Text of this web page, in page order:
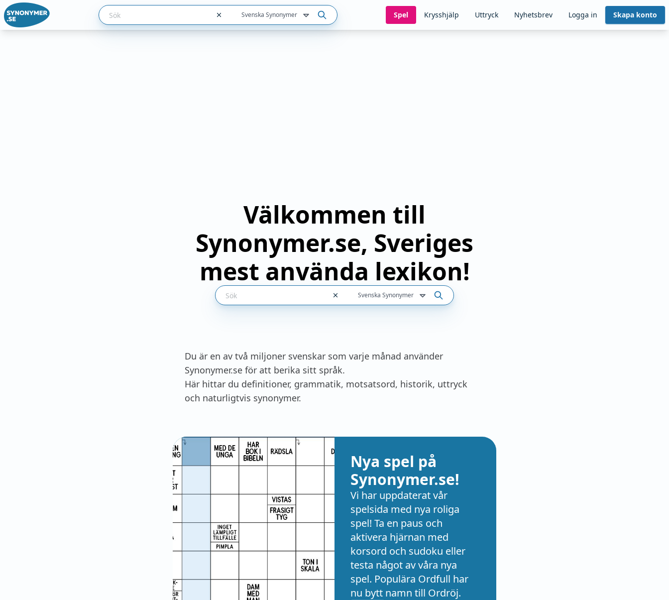
Svenska Synonymer Spel Krysshjälp Uttryck Nyhetsbrev Logga in Skapa konto
Välkommen till
Synonymer.se, Sveriges
mest använda lexikon!
Svenska Synonymer
Du är en av två miljoner svenskar som varje månad använder
Synonymer.se för att berika sitt språk.
Här hittar du definitioner, grammatik, motsatsord, historik, uttryck
och naturligtvis synonymer.
Nya spel på
Synonymer.se!
Vi har uppdaterat vår
spelsida med nya roliga
spel! Ta en paus och
aktivera hjärnan med
korsord och sudoku eller
testa något av våra nya
spel. Populära Ordfull har
nu bytt namn till Ordröj.